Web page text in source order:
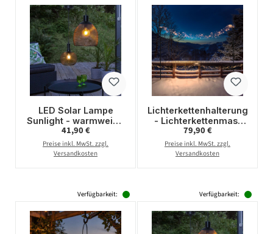
LED Solar Lampe
Sunlight - warmweiße
LED - H: 24cm, D:
19cm - hängend -
schwarz
Regulärer Preis:
41,90 €
Preise inkl. MwSt. zzgl.
Versandkosten
Lichterkettenhalterung
- Lichterkettenmast
mit Erdspieß -
Gartenstab - H: 2,8m -
für Außen - 2er Set
Regulärer Preis:
79,90 €
Preise inkl. MwSt. zzgl.
Versandkosten
Verfügbarkeit: Verfügbarkeit: